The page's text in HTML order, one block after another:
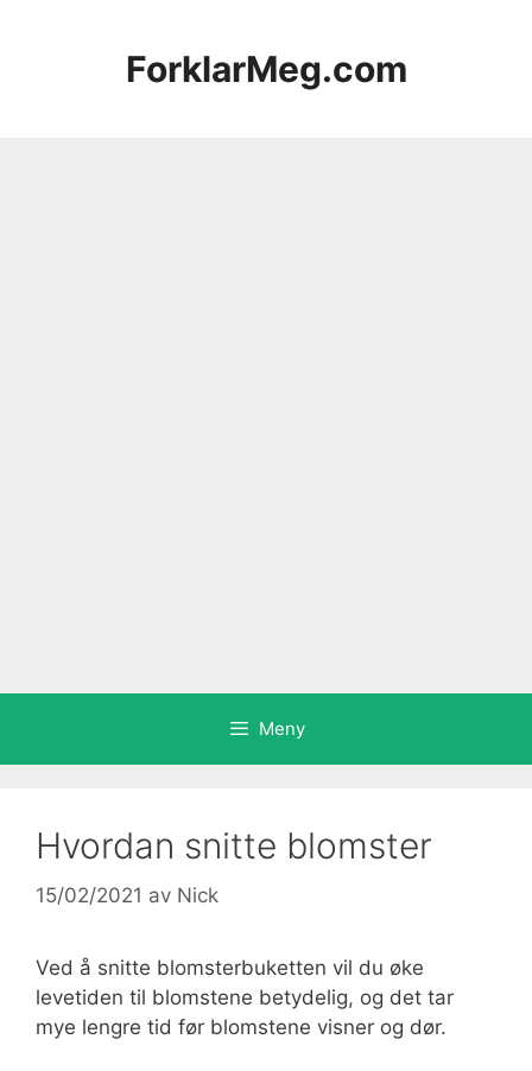
ForklarMeg.com
Meny
Hvordan snitte blomster
15/02/2021 av Nick
Ved å snitte blomsterbuketten vil du øke
levetiden til blomstene betydelig, og det tar
mye lengre tid før blomstene visner og dør.